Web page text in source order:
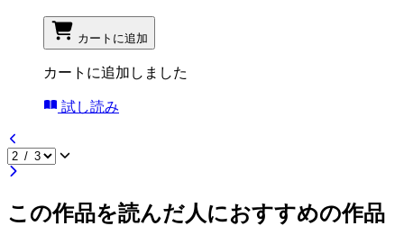
カートに追加
カートに追加しました
試し読み
この作品を読んだ人におすすめの作品